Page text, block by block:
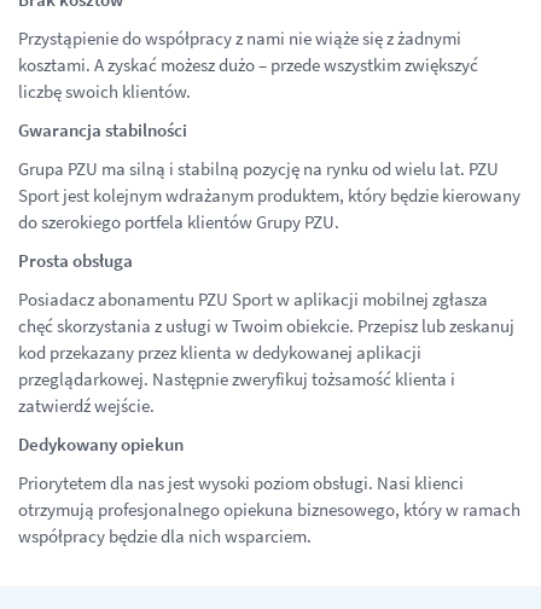
Przystąpienie do współpracy z nami nie wiąże się z żadnymi
kosztami. A zyskać możesz dużo – przede wszystkim zwiększyć
liczbę swoich klientów.
Gwarancja stabilności
Grupa PZU ma silną i stabilną pozycję na rynku od wielu lat. PZU
Sport jest kolejnym wdrażanym produktem, który będzie kierowany
do szerokiego portfela klientów Grupy PZU.
Prosta obsługa
Posiadacz abonamentu PZU Sport w aplikacji mobilnej zgłasza
chęć skorzystania z usługi w Twoim obiekcie. Przepisz lub zeskanuj
kod przekazany przez klienta w dedykowanej aplikacji
przeglądarkowej. Następnie zweryfikuj tożsamość klienta i
zatwierdź wejście.
Dedykowany opiekun
Priorytetem dla nas jest wysoki poziom obsługi. Nasi klienci
otrzymują profesjonalnego opiekuna biznesowego, który w ramach
współpracy będzie dla nich wsparciem.